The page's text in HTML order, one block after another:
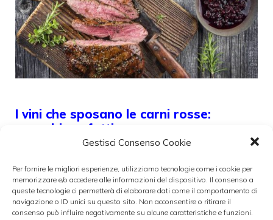
Gestisci Consenso Cookie
Per fornire le migliori esperienze, utilizziamo tecnologie come i cookie per
memorizzare e/o accedere alle informazioni del dispositivo. Il consenso a
queste tecnologie ci permetterà di elaborare dati come il comportamento di
navigazione o ID unici su questo sito. Non acconsentire o ritirare il
consenso può influire negativamente su alcune caratteristiche e funzioni.
I vini che sposano le carni rosse:
connubi perfetti
28 Gennaio 2021
L’incontro di sapori, crea alchimie perfette
che diventano veri e propri sodalizi di gusto,